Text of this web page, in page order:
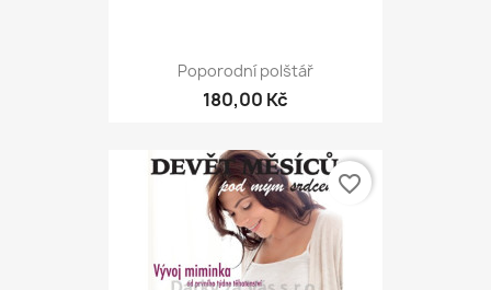
Poporodní polštář
180,00 Kč
favorite_border